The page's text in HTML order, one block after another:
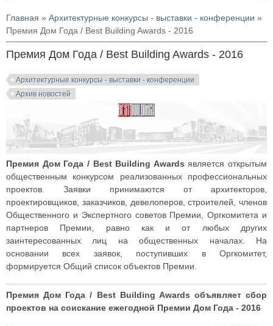
Вы здесь
Главная » Архитектурные конкурсы - выставки - конференции »
Премия Дом Года / Best Building Awards - 2016
Премия Дом Года / Best Building Awards - 2016
Архитектурные конкурсы - выставки - конференции
Архив новостей
Премия Дом Года / Best Building Awards является открытым
общественным конкурсом реализованных профессиональных
проектов. Заявки принимаются от архитекторов,
проектировщиков, заказчиков, девелоперов, строителей, членов
Общественного и Экспертного советов Премии, Оргкомитета и
партнеров Премии, равно как и от любых других
заинтересованных лиц на общественных началах. На
основании всех заявок, поступивших в Оргкомитет,
формируется Общий список объектов Премии.
Премия Дом Года / Best Building Awards объявляет сбор
проектов на соискание ежегодной Премии Дом Года - 2016